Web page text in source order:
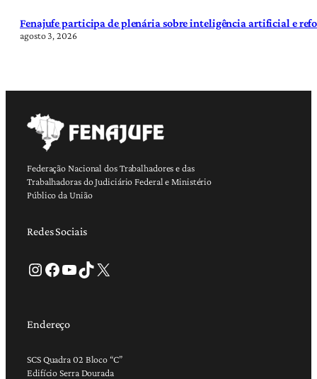
Fenajufe participa de plenária sobre inteligência artificial e
agosto 3, 2026
Federação Nacional dos Trabalhadores e das
Trabalhadoras do Judiciário Federal e Ministério
Público da União
Redes Sociais
Instagram Facebook Youtube TikTok X
Endereço
SCS Quadra 02 Bloco “C”
Edifício Serra Dourada